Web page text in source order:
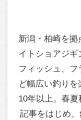
新潟・柏崎を拠
イトショアジギ
フィッシュ、
ど幅広い釣り
10年以上。春
記事をはじめ